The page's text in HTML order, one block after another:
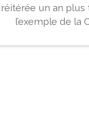
un an plus
l’exemple de la